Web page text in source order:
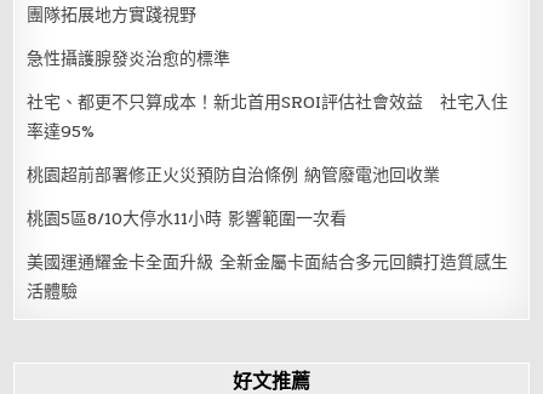
團隊拓展地方實踐視野
急性攝護腺發炎治愈的標準
社宅、都更不只算成本！新北首用SROI評估社會效益 社宅入住
率達95%
桃園超前部署修正火災預防自治條例 納管廢電池回收業
桃園5區8/10大停水11小時 影響範圍一次看
美國運通耀金卡全面升級 全新金屬卡面結合多元回饋打造質感生
活體驗
好文推薦